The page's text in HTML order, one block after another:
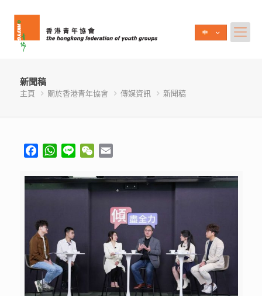
新聞稿
主頁 關於香港青年協會 傳媒資訊 新聞稿
FacebookWhatsApp
Line WeChat